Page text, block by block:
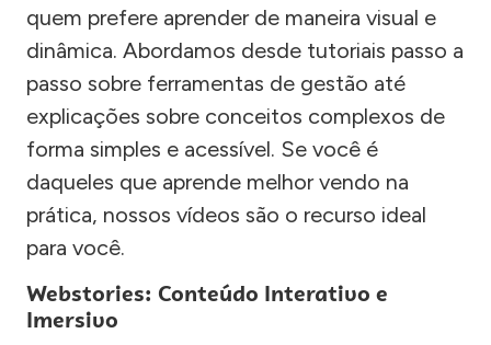
quem prefere aprender de maneira visual e
dinâmica. Abordamos desde tutoriais passo a
passo sobre ferramentas de gestão até
explicações sobre conceitos complexos de
forma simples e acessível. Se você é
daqueles que aprende melhor vendo na
prática, nossos vídeos são o recurso ideal
para você.
Webstories: Conteúdo Interativo e
Imersivo